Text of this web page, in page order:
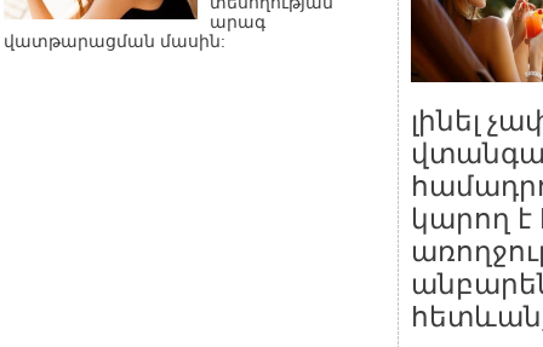
արագ
վատթարացման մասին:
լինել
կարող է